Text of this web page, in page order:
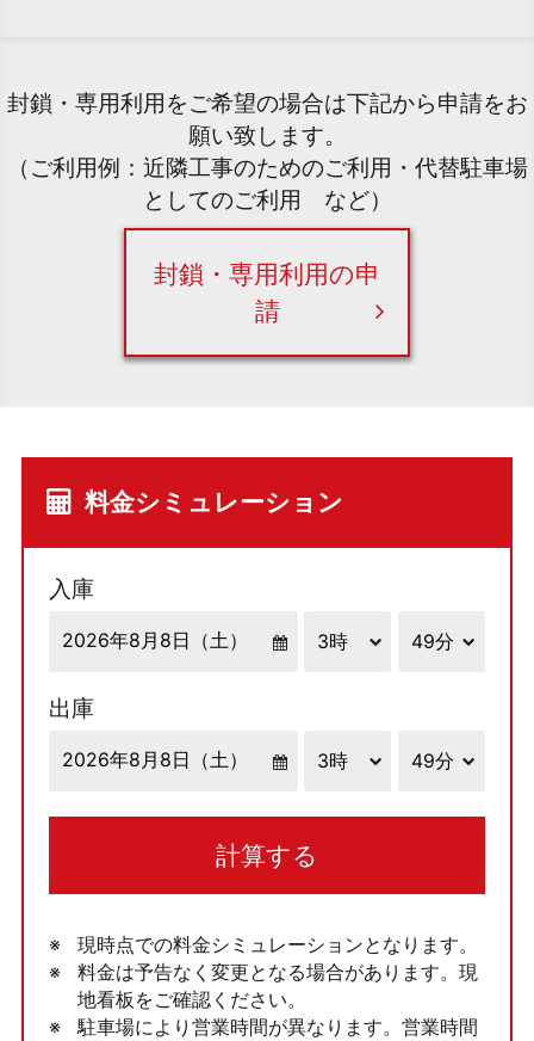
封鎖・専用利用をご希望の場合は下記から申請をお
願い致します。
（ご利用例：近隣工事のためのご利用・代替駐車場
としてのご利用 など）
封鎖・専用利用の申
請
料金シミュレーション
入庫
出庫
計算する
現時点での料金シミュレーションとなります。
料金は予告なく変更となる場合があります。現
地看板をご確認ください。
駐車場により営業時間が異なります。営業時間